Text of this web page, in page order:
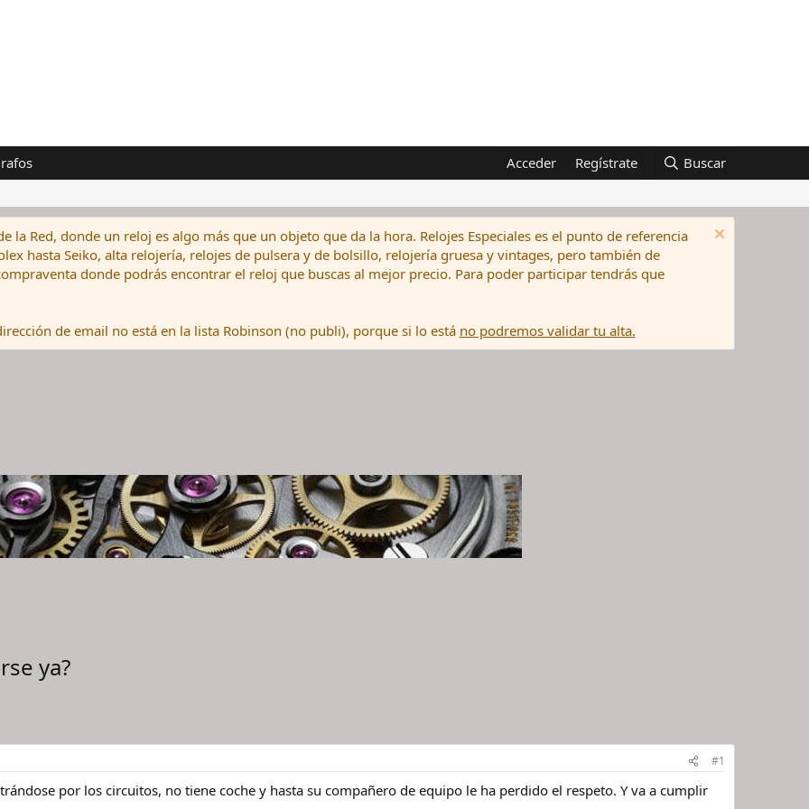
Acceder Regístrate Buscar
la Red, donde un reloj es algo más que un objeto que da la hora. Relojes Especiales es el punto de referencia
hasta Seiko, alta relojería, relojes de pulsera y de bolsillo, relojería gruesa y vintages, pero también de
donde podrás encontrar el reloj que buscas al mejor precio. Para poder participar tendrás que
de email no está en la lista Robinson (no publi), porque si lo está no podremos validar tu alta.
ya?
#1
por los circuitos, no tiene coche y hasta su compañero de equipo le ha perdido el respeto. Y va a cumplir